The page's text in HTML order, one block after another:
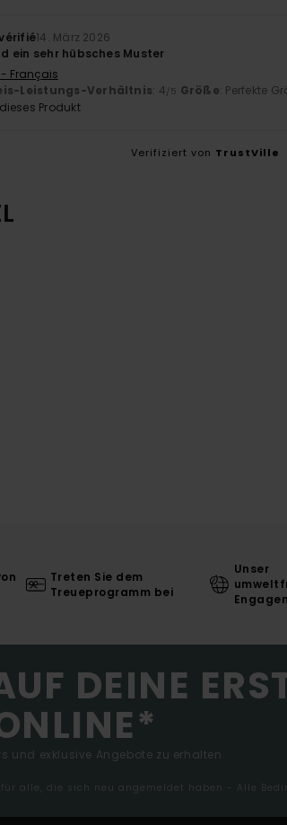
14. März 2026
ein sehr hübsches Muster
Français
Leistungs-Verhältnis: 4/5 Größe: Perfekte
Produkt
Verifiziert von TrustVille
Treten Sie dem
Treueprogramm bei
Unser
DEINE
und exklusive Angebote zu erhalten.
alle, die sich neu angemeldet haben - Alle